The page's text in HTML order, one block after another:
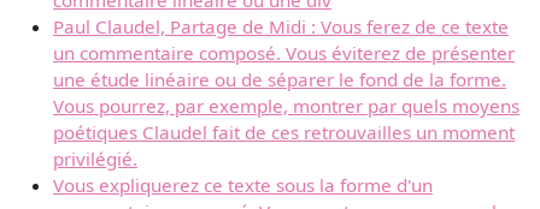
Paul Claudel, Partage de Midi : Vous ferez de ce texte
un commentaire composé. Vous éviterez de présenter
une étude linéaire ou de séparer le fond de la forme.
Vous pourrez, par exemple, montrer par quels moyens
poétiques Claudel fait de ces retrouvailles un moment
privilégié.
Vous expliquerez ce texte sous la forme d'un